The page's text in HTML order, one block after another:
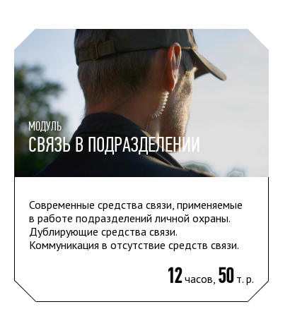
МОДУЛЬ
СВЯЗЬ В ПОДРАЗДЕЛЕНИИ
Современные средства связи, применяемые
в работе подразделений личной охраны.
Дублирующие средства связи.
Коммуникация в отсутствие средств связи.
12часов, 50т. р.